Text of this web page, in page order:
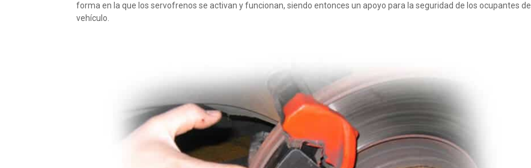
forma en la que los servofrenos se activan y funcionan, siendo entonces un apoyo para la seguridad de los ocupantes del
vehículo.